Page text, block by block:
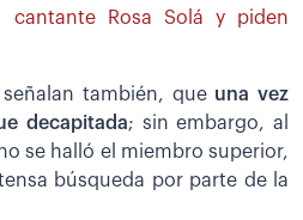
Rosa Solá y piden
también, que una vez
decapitada; sin embargo, al
se halló el miembro superior,
búsqueda por parte de la